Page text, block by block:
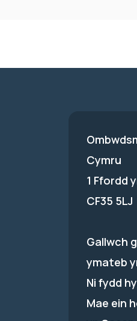
Cymru
1 Ffordd
CF35 5LJ
Gallwch
ymateb
Ni fydd
Mae ein